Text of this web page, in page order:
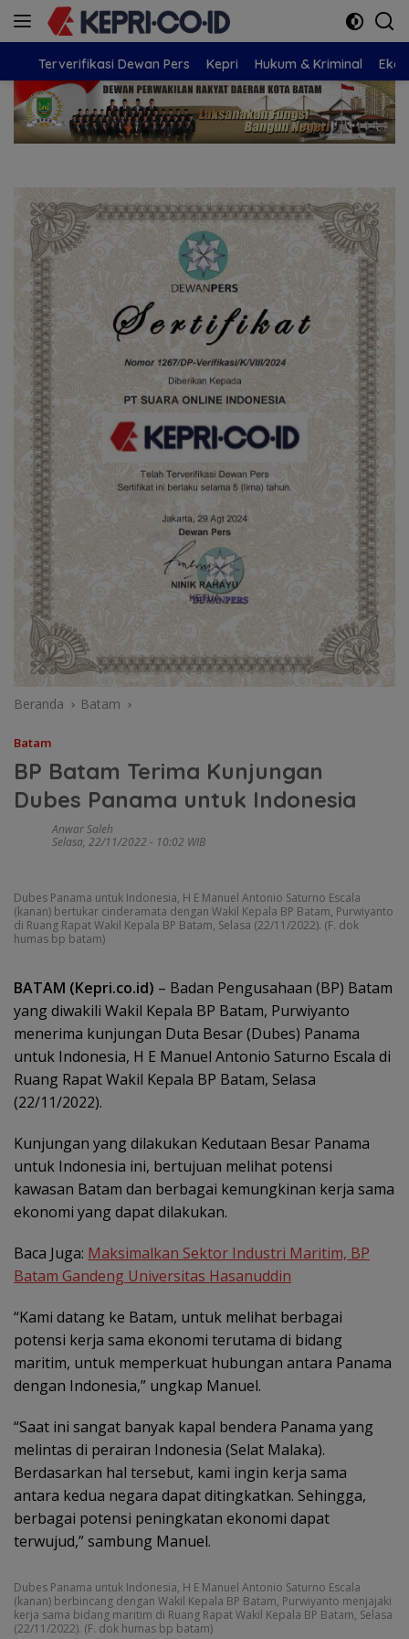
Langsung
Terverifikasi Dewan Pers Kepri Hukum & Kriminal
Beranda Batam
Batam
BP Batam Terima Kunjungan
Dubes Panama untuk Indonesia
Anwar Saleh
Selasa, 22/11/2022 - 10:02 WIB
Dubes Panama untuk Indonesia, H E Manuel Antonio Saturno Escala
(kanan) bertukar cinderamata dengan Wakil Kepala BP Batam, Purwiyanto
di Ruang Rapat Wakil Kepala BP Batam, Selasa (22/11/2022). (F. dok
humas bp batam)
BATAM (Kepri.co.id) – Badan Pengusahaan (BP) Batam
yang diwakili Wakil Kepala BP Batam, Purwiyanto
menerima kunjungan Duta Besar (Dubes) Panama
untuk Indonesia, H E Manuel Antonio Saturno Escala di
Ruang Rapat Wakil Kepala BP Batam, Selasa
(22/11/2022).
Kunjungan yang dilakukan Kedutaan Besar Panama
untuk Indonesia ini, bertujuan melihat potensi
kawasan Batam dan berbagai kemungkinan kerja sama
ekonomi yang dapat dilakukan.
Baca Juga: Maksimalkan Sektor Industri Maritim, BP
Batam Gandeng Universitas Hasanuddin
“Kami datang ke Batam, untuk melihat berbagai
potensi kerja sama ekonomi terutama di bidang
maritim, untuk memperkuat hubungan antara Panama
dengan Indonesia,” ungkap Manuel.
“Saat ini sangat banyak kapal bendera Panama yang
melintas di perairan Indonesia (Selat Malaka).
Berdasarkan hal tersebut, kami ingin kerja sama
antara kedua negara dapat ditingkatkan. Sehingga,
berbagai potensi peningkatan ekonomi dapat
terwujud,” sambung Manuel.
Dubes Panama untuk Indonesia, H E Manuel Antonio Saturno Escala
(kanan) berbincang dengan Wakil Kepala BP Batam, Purwiyanto menjajaki
kerja sama bidang maritim di Ruang Rapat Wakil Kepala BP Batam, Selasa
(22/11/2022). (F. dok humas bp batam)